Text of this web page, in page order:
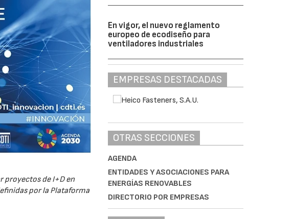
proyectos de I+D en
por la Plataforma
En vigor, el nuevo reglamento
europeo de ecodiseño para
ventiladores industriales
EMPRESAS DESTACADAS
OTRAS SECCIONES
AGENDA
ENTIDADES Y ASOCIACIONES PARA
ENERGÍAS RENOVABLES
DIRECTORIO POR EMPRESAS